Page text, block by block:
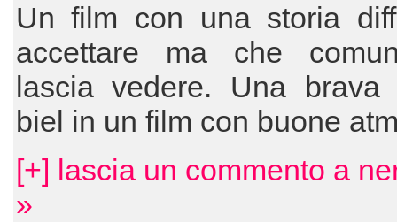
Un film con una storia
accettare ma che
lascia vedere. Una brava
biel in un film con buone
[+] lascia un commento a
»